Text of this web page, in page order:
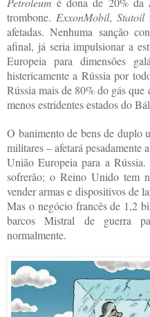
trombone.ExxonMobil,Statoil
afetadas. Nenhuma sanção
afinal, já seria impulsionar a
Europeia para dimensões
histericamente a Rússia por
Rússia mais de 80% do gás
menos estridentes estados do
O banimento de bens de duplo
militares – afetará
União Europeia para a
sofrerão; o Reino Unido tem
vender armas e dispositivos de
Mas o negócio francês de 1,2
barcos Mistral de guerra
normalmente.